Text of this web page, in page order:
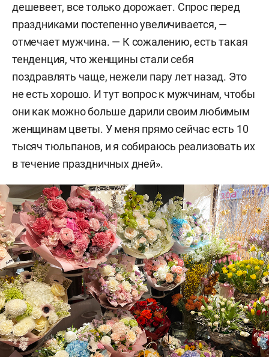
дешевеет, все только дорожает. Спрос перед
праздниками постепенно увеличивается, —
отмечает мужчина. — К сожалению, есть такая
тенденция, что женщины стали себя
поздравлять чаще, нежели пару лет назад. Это
не есть хорошо. И тут вопрос к мужчинам, чтобы
они как можно больше дарили своим любимым
женщинам цветы. У меня прямо сейчас есть 10
тысяч тюльпанов, и я собираюсь реализовать их
в течение праздничных дней».